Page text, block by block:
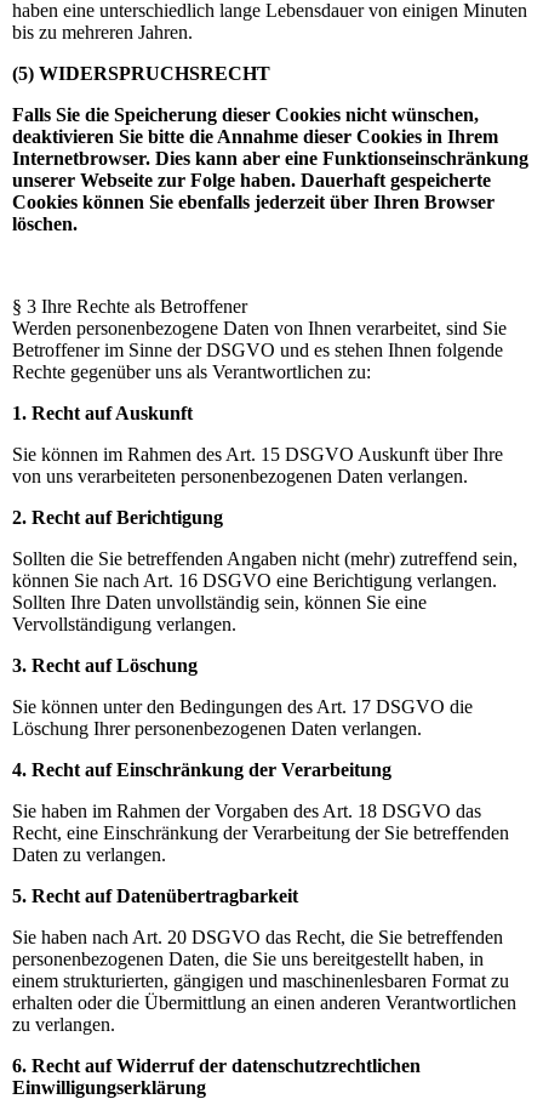
haben eine unterschiedlich lange Lebensdauer von einigen Minuten
bis zu mehreren Jahren.
(5) WIDERSPRUCHSRECHT
Falls Sie die Speicherung dieser Cookies nicht wünschen,
deaktivieren Sie bitte die Annahme dieser Cookies in Ihrem
Internetbrowser. Dies kann aber eine Funktionseinschränkung
unserer Webseite zur Folge haben. Dauerhaft gespeicherte
Cookies können Sie ebenfalls jederzeit über Ihren Browser
löschen.
§ 3 Ihre Rechte als Betroffener
Werden personenbezogene Daten von Ihnen verarbeitet, sind Sie
Betroffener im Sinne der DSGVO und es stehen Ihnen folgende
Rechte gegenüber uns als Verantwortlichen zu:
1. Recht auf Auskunft
Sie können im Rahmen des Art. 15 DSGVO Auskunft über Ihre
von uns verarbeiteten personenbezogenen Daten verlangen.
2. Recht auf Berichtigung
Sollten die Sie betreffenden Angaben nicht (mehr) zutreffend sein,
können Sie nach Art. 16 DSGVO eine Berichtigung verlangen.
Sollten Ihre Daten unvollständig sein, können Sie eine
Vervollständigung verlangen.
3. Recht auf Löschung
Sie können unter den Bedingungen des Art. 17 DSGVO die
Löschung Ihrer personenbezogenen Daten verlangen.
4. Recht auf Einschränkung der Verarbeitung
Sie haben im Rahmen der Vorgaben des Art. 18 DSGVO das
Recht, eine Einschränkung der Verarbeitung der Sie betreffenden
Daten zu verlangen.
5. Recht auf Datenübertragbarkeit
Sie haben nach Art. 20 DSGVO das Recht, die Sie betreffenden
personenbezogenen Daten, die Sie uns bereitgestellt haben, in
einem strukturierten, gängigen und maschinenlesbaren Format zu
erhalten oder die Übermittlung an einen anderen Verantwortlichen
zu verlangen.
6. Recht auf Widerruf der datenschutzrechtlichen
Einwilligungserklärung